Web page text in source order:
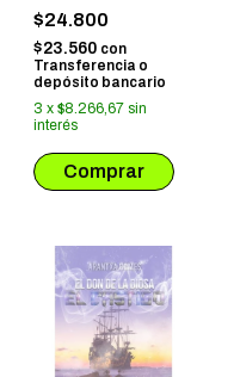
$24.800
$23.560 con
Transferencia o
depósito bancario
3 x $8.266,67 sin
interés